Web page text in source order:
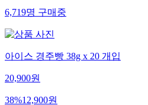
6,719명구매중
아이스 경주빵 38g x 20 개입
20,900원